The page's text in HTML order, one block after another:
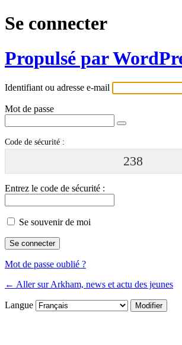
Se connecter
Propulsé par
Identifiant ou adresse e-mail
Mot de passe
Code de sécurité :
238
Entrez le code de sécurité :
Se souvenir de moi
Mot de passe oublié ?
← Aller sur Arkham, news et actu des jeunes
Langue